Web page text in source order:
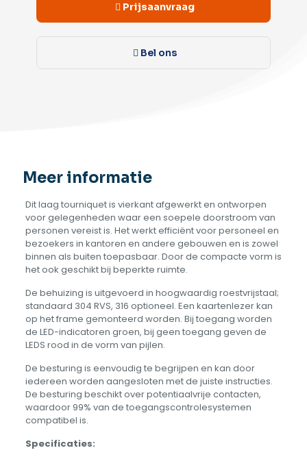
Prijsaanvraag
Bel ons
Meer informatie
Dit laag tourniquet is vierkant afgewerkt en ontworpen
voor gelegenheden waar een soepele doorstroom van
personen vereist is. Het werkt efficiënt voor personeel en
bezoekers in kantoren en andere gebouwen en is zowel
binnen als buiten toepasbaar. Door de compacte vorm is
het ook geschikt bij beperkte ruimte.
De behuizing is uitgevoerd in hoogwaardig roestvrijstaal;
standaard 304 RVS, 316 optioneel. Een kaartenlezer kan
op het frame gemonteerd worden. Bij toegang worden
de LED-indicatoren groen, bij geen toegang geven de
LEDS rood in de vorm van pijlen.
De besturing is eenvoudig te begrijpen en kan door
iedereen worden aangesloten met de juiste instructies.
De besturing beschikt over potentiaalvrije contacten,
waardoor 99% van de toegangscontrolesystemen
compatibel is.
Specificaties: